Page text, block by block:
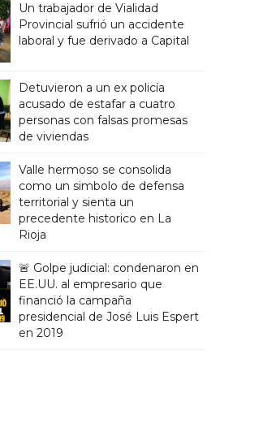
Un trabajador de Vialidad
Provincial sufrió un accidente
laboral y fue derivado a Capital
Detuvieron a un ex policía
acusado de estafar a cuatro
personas con falsas promesas
de viviendas
Valle hermoso se consolida
como un simbolo de defensa
territorial y sienta un
precedente historico en La
Rioja
🚨 Golpe judicial: condenaron en
EE.UU. al empresario que
financió la campaña
presidencial de José Luis Espert
en 2019